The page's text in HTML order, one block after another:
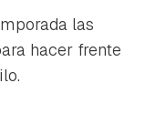
las
hacer frente